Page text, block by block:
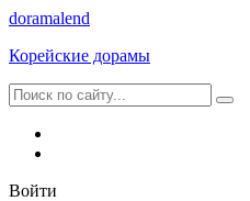
doramalend
Корейские дорамы
Войти